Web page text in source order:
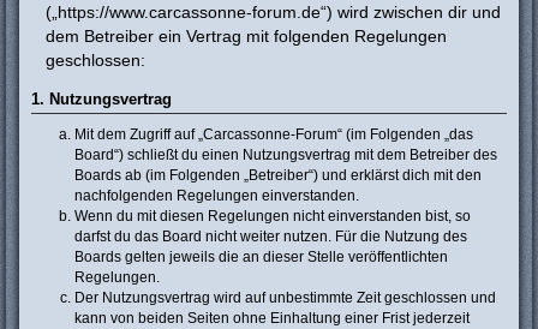
(„https://www.carcassonne-forum.de“) wird zwischen dir und
dem Betreiber ein Vertrag mit folgenden Regelungen
geschlossen:
1. Nutzungsvertrag
Mit dem Zugriff auf „Carcassonne-Forum“ (im Folgenden „das
Board“) schließt du einen Nutzungsvertrag mit dem Betreiber des
Boards ab (im Folgenden „Betreiber“) und erklärst dich mit den
nachfolgenden Regelungen einverstanden.
Wenn du mit diesen Regelungen nicht einverstanden bist, so
darfst du das Board nicht weiter nutzen. Für die Nutzung des
Boards gelten jeweils die an dieser Stelle veröffentlichten
Regelungen.
Der Nutzungsvertrag wird auf unbestimmte Zeit geschlossen und
kann von beiden Seiten ohne Einhaltung einer Frist jederzeit